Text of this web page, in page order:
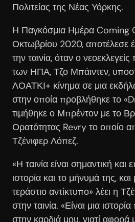
Πολιτείας της Νέας Υόρκης.
Η Παγκόσμια Ημέρα Coming
Οκτωβρίου 2020, αποτέλεσε
την ταινία, όταν ο
των ΗΠΑ, Τζο Μπάιντεν,
ΛΟΑΤΚΙ+ κίνημα σε μια
στην οποία προβλήθηκε το
τιμήθηκε ο Μπρέντον με το
Ορατότητας Revry το οποίο
Τζένιφερ Λόπεζ.
«Η ταινία είναι σημαντική και
ιστορία και το μήνυμά της, και
τεράστιο αντίκτυπο» λέει η
στην ταινία. «Είναι μια
στην καρδιά μου, γιατί αφορά